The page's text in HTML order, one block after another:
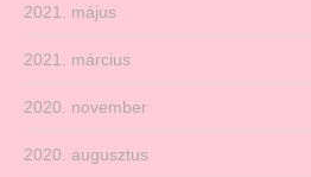
2021. május
2021. március
2020. november
2020. augusztus